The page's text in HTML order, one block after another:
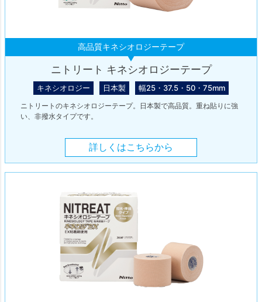
高品質キネシオロジーテープ
ニトリート キネシオロジーテープ
キネシオロジー 日本製 幅25・37.5・50・75mm
ニトリートのキネシオロジーテープ。日本製で高品質。重ね貼りに強
い、非撥水タイプです。
詳しくはこちらから